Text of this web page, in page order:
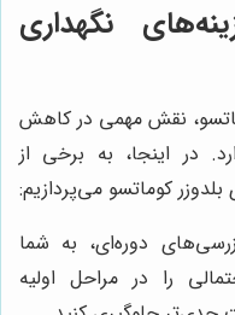
نگهداری
نقش مهمی در کاهش
در اینجا، به برخی از
کوماتسو می‌پردازیم:
دوره‌ای، به شما
را در مراحل اولیه